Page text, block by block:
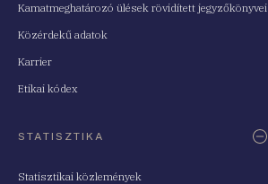
Kamatmeghatározó ülések rövidített jegyzőkönyvei
Közérdekű adatok
Karrier
Etikai kódex
STATISZTIKA
Statisztikai közlemények